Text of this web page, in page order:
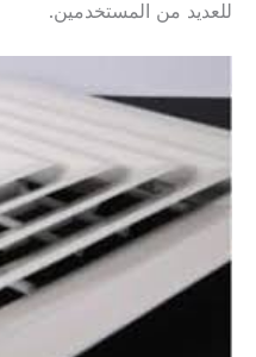
للعديد من المستخدمين.